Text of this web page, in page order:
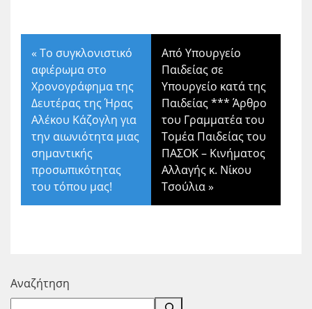
« Το συγκλονιστικό
αφιέρωμα στο
Χρονογράφημα της
Δευτέρας της Ήρας
Αλέκου Κάζογλη για
την αιωνιότητα μιας
σημαντικής
προσωπικότητας
του τόπου μας!
Από Υπουργείο
Παιδείας σε
Υπουργείο κατά της
Παιδείας *** Άρθρο
του Γραμματέα του
Τομέα Παιδείας του
ΠΑΣΟΚ – Κινήματος
Αλλαγής κ. Νίκου
Τσούλια»
Αναζήτηση